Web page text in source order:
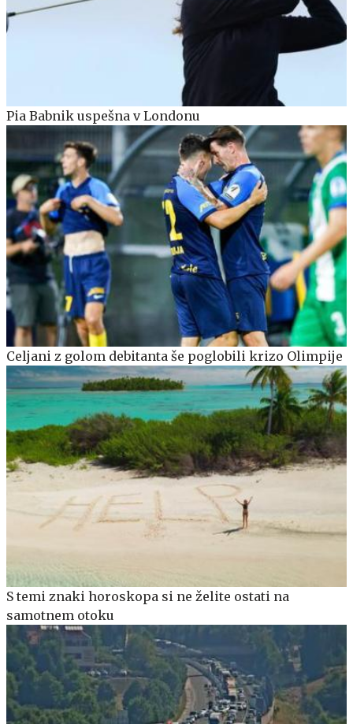
Pia Babnik uspešna v Londonu
Celjani z golom debitanta še poglobili krizo Olimpije
S temi znaki horoskopa si ne želite ostati na
samotnem otoku